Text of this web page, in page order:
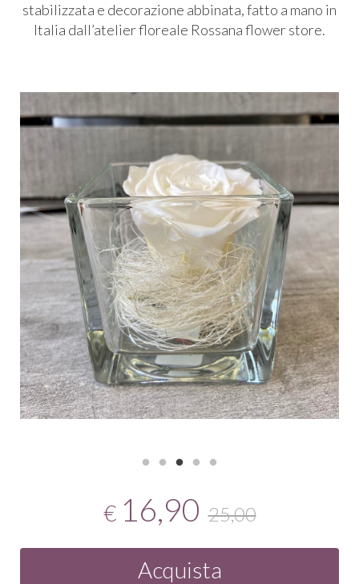
stabilizzata e decorazione abbinata, fatto a mano in
Italia dall’atelier floreale Rossana flower store.
€ 16,90 25,00
Acquista